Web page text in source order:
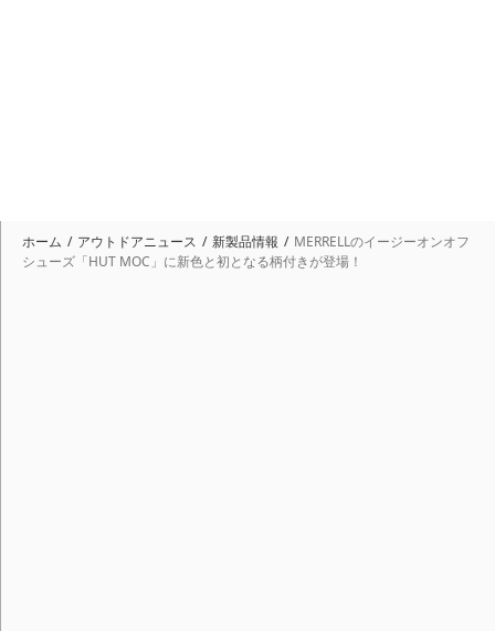
ホーム アウトドアニュース 新製品情報
MERRELLのイージーオンオフ
シューズ「HUT MOC」に新色と初となる柄付きが登場！